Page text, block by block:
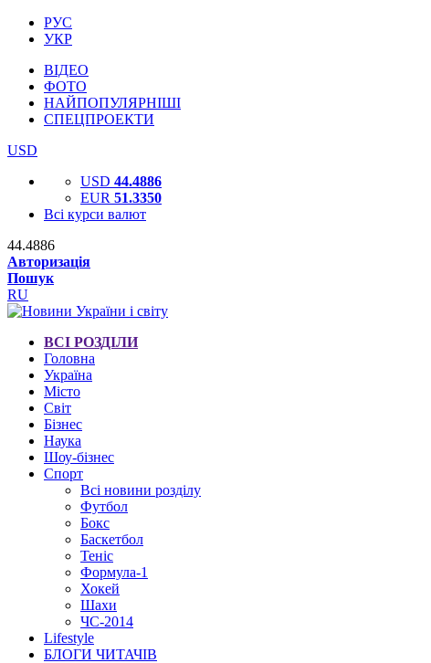
РУС
УКР
ВІДЕО
ФОТО
НАЙПОПУЛЯРНІШІ
СПЕЦПРОЕКТИ
USD
USD 44.4886
EUR 51.3350
Всі курси валют
44.4886
Авторизація
Пошук
RU
ВСІ РОЗДІЛИ
Головна
Україна
Місто
Світ
Бізнес
Наука
Шоу-бізнес
Спорт
Всі новини розділу
Футбол
Бокс
Баскетбол
Теніс
Формула-1
Хокей
Шахи
ЧС-2014
Lifestyle
БЛОГИ ЧИТАЧІВ